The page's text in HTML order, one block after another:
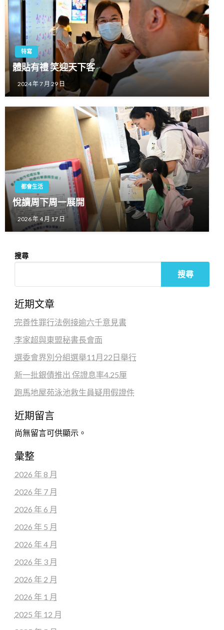
特寫
體貼有禮 笑迎天下客
2024 年 7 月 29 日
都會生活
悅讀周下周一展開
2026 年 4 月 17 日
搜尋
搜尋
近期文章
完善性罪行法例接逾六千意見書
李家超與東盟秘書長會面
選委會界別分組選舉11月22日舉行
新一批銀債推出 保證息率4.25厘
跑馬地屋苑泳池救生員疑用假證件
近期留言
尚無留言可供顯示。
彙整
2026 年 8 月
2026 年 7 月
2026 年 6 月
2026 年 5 月
2026 年 4 月
2026 年 3 月
2026 年 2 月
2026 年 1 月
2025 年 12 月